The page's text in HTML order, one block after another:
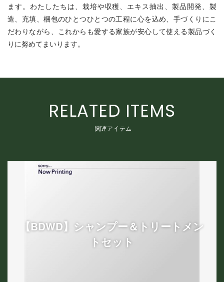
ます。わたしたちは、栽培や収穫、エキス抽出、製品開発、製
造、充填、梱包のひとつひとつの工程に心を込め、手づくりにこ
だわりながら、これからも愛する家族が安心して使える製品づく
りに努めてまいります。
RELATED ITEMS
関連アイテム
【BDWD】シャンプー＆トリートメン
トセット